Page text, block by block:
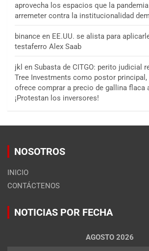
aprovecha los espacios que la
arremeter contra la institucionalidad
binance en EE.UU. se alista para
testaferro Alex Saab
jkl en Subasta de CITGO: perito judicial
Tree Investments como postor principal,
ofrece comprar a precio de gallina flaca
¡Protestan los inversores!
NOSOTROS
INICIO
CONTÁCTENOS
NOTICIAS POR FECHA
AGOSTO 2026